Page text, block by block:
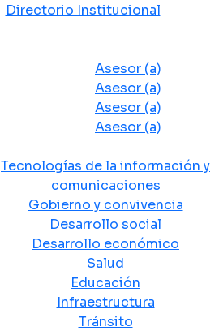
Directorio Institucional
Asesor (a)
Asesor (a)
Asesor (a)
Asesor (a)
Tecnologías de la información y
comunicaciones
Gobierno y convivencia
Desarrollo social
Desarrollo económico
Salud
Educación
Infraestructura
Tránsito